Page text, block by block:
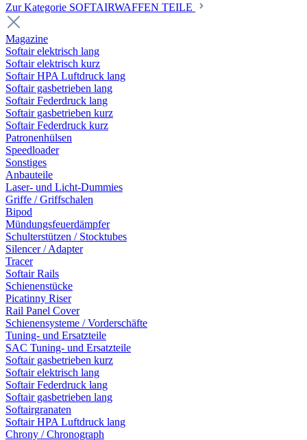
Zur Kategorie SOFTAIRWAFFEN TEILE
Magazine
Softair elektrisch lang
Softair elektrisch kurz
Softair HPA Luftdruck lang
Softair gasbetrieben lang
Softair Federdruck lang
Softair gasbetrieben kurz
Softair Federdruck kurz
Patronenhülsen
Speedloader
Sonstiges
Anbauteile
Laser- und Licht-Dummies
Griffe / Griffschalen
Bipod
Mündungsfeuerdämpfer
Schulterstützen / Stocktubes
Silencer / Adapter
Tracer
Softair Rails
Schienenstücke
Picatinny Riser
Rail Panel Cover
Schienensysteme / Vorderschäfte
Tuning- und Ersatzteile
SAC Tuning- und Ersatzteile
Softair gasbetrieben kurz
Softair elektrisch lang
Softair Federdruck lang
Softair gasbetrieben lang
Softairgranaten
Softair HPA Luftdruck lang
Chrony / Chronograph